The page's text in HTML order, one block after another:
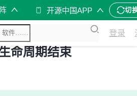
开源中国APP 切
登录
命周期结束